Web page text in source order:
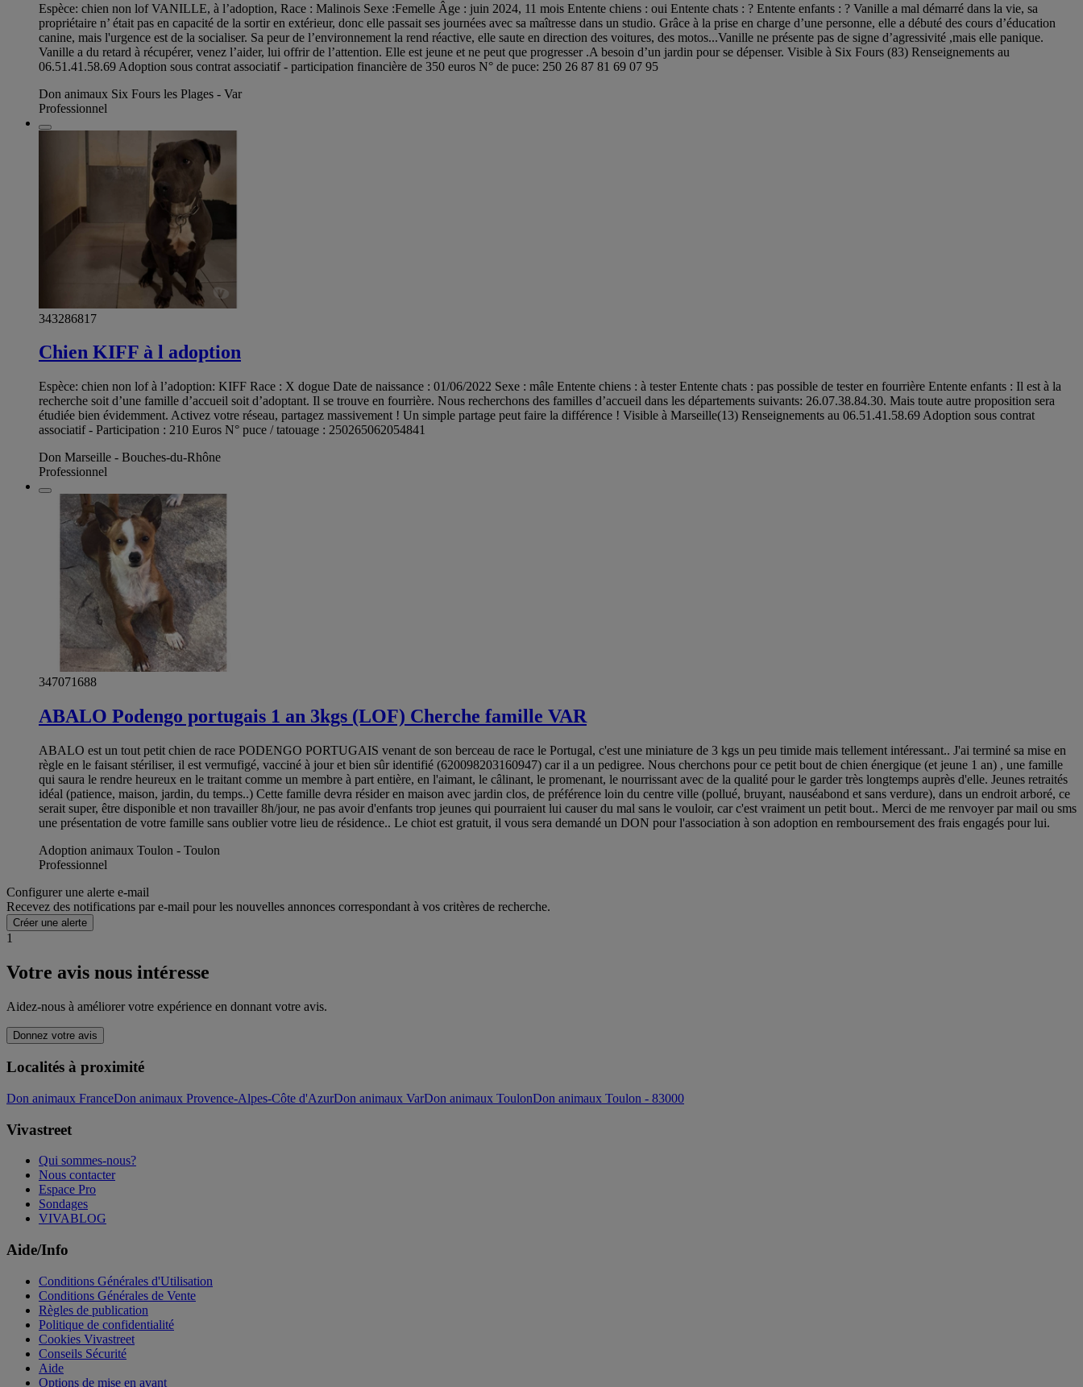
Espèce: chien non lof VANILLE, à l’adoption, Race : Malinois Sexe :Femelle Âge : juin 2024, 11 mois Entente chiens : oui Entente chats : ? Entente enfants : ? Vanille a mal démarré dans la vie, sa
propriétaire n’ était pas en capacité de la sortir en extérieur, donc elle passait ses journées avec sa maîtresse dans un studio. Grâce à la prise en charge d’une personne, elle a débuté des cours d’éducation
canine, mais l'urgence est de la socialiser. Sa peur de l’environnement la rend réactive, elle saute en direction des voitures, des motos...Vanille ne présente pas de signe d’agressivité ,mais elle panique.
Vanille a du retard à récupérer, venez l’aider, lui offrir de l’attention. Elle est jeune et ne peut que progresser .A besoin d’un jardin pour se dépenser. Visible à Six Fours (83) Renseignements au
06.51.41.58.69 Adoption sous contrat associatif - participation financière de 350 euros N° de puce: 250 26 87 81 69 07 95
Don animaux Six Fours les Plages - Var
Professionnel
343286817
Chien KIFF à l adoption
Espèce: chien non lof à l’adoption: KIFF Race : X dogue Date de naissance : 01/06/2022 Sexe : mâle Entente chiens : à tester Entente chats : pas possible de tester en fourrière Entente enfants : Il est à la
recherche soit d’une famille d’accueil soit d’adoptant. Il se trouve en fourrière. Nous recherchons des familles d’accueil dans les départements suivants: 26.07.38.84.30. Mais toute autre proposition sera
étudiée bien évidemment. Activez votre réseau, partagez massivement ! Un simple partage peut faire la différence ! Visible à Marseille(13) Renseignements au 06.51.41.58.69 Adoption sous contrat
associatif - Participation : 210 Euros N° puce / tatouage : 250265062054841
Don Marseille - Bouches-du-Rhône
Professionnel
347071688
ABALO Podengo portugais 1 an 3kgs (LOF) Cherche famille VAR
ABALO est un tout petit chien de race PODENGO PORTUGAIS venant de son berceau de race le Portugal, c'est une miniature de 3 kgs un peu timide mais tellement intéressant.. J'ai terminé sa mise en
règle en le faisant stériliser, il est vermufigé, vacciné à jour et bien sûr identifié (620098203160947) car il a un pedigree. Nous cherchons pour ce petit bout de chien énergique (et jeune 1 an) , une famille
qui saura le rendre heureux en le traitant comme un membre à part entière, en l'aimant, le câlinant, le promenant, le nourrissant avec de la qualité pour le garder très longtemps auprès d'elle. Jeunes retraités
idéal (patience, maison, jardin, du temps..) Cette famille devra résider en maison avec jardin clos, de préférence loin du centre ville (pollué, bruyant, nauséabond et sans verdure), dans un endroit arboré, ce
serait super, être disponible et non travailler 8h/jour, ne pas avoir d'enfants trop jeunes qui pourraient lui causer du mal sans le vouloir, car c'est vraiment un petit bout.. Merci de me renvoyer par mail ou sms
une présentation de votre famille sans oublier votre lieu de résidence.. Le chiot est gratuit, il vous sera demandé un DON pour l'association à son adoption en remboursement des frais engagés pour lui.
Adoption animaux Toulon - Toulon
Professionnel
Configurer une alerte e-mail
Recevez des notifications par e-mail pour les nouvelles annonces correspondant à vos critères de recherche.
Créer une alerte
1
Votre avis nous intéresse
Aidez-nous à améliorer votre expérience en donnant votre avis.
Donnez votre avis
Localités à proximité
Don animaux FranceDon animaux Provence-Alpes-Côte d'AzurDon animaux VarDon animaux ToulonDon animaux Toulon - 83000
Vivastreet
Qui sommes-nous?
Nous contacter
Espace Pro
Sondages
VIVABLOG
Aide/Info
Conditions Générales d'Utilisation
Conditions Générales de Vente
Règles de publication
Politique de confidentialité
Cookies Vivastreet
Conseils Sécurité
Aide
Options de mise en avant